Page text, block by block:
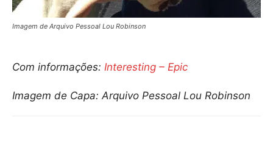
Imagem de Arquivo Pessoal Lou Robinson
Com informações: Interesting – Epic
Imagem de Capa: Arquivo Pessoal Lou Robinson